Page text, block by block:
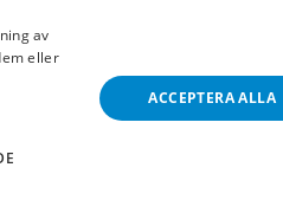
av
eller
ACCEPTERA ALLA